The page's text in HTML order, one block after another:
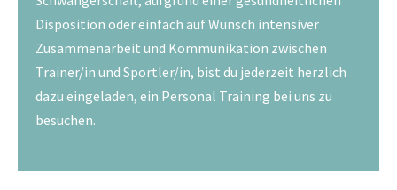
Disposition oder einfach auf Wunsch intensiver
Zusammenarbeit und Kommunikation zwischen
Trainer/in und Sportler/in, bist du jederzeit herzlich
dazu eingeladen, ein Personal Training bei uns zu
besuchen.